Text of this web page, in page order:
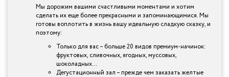
Мы дорожим вашими счастливыми моментами и хотим
сделать их еще более прекрасными и запоминающимися. Мы
готовы воплотить в жизнь вашу идеальную сладкую сказку, и
поэтому:
Только для вас – больше 20 видов премиум-начинок:
фруктовых, сливочных, ягодных, муссовых,
шоколадных…
Дегустационный зал – прежде чем заказать желтые